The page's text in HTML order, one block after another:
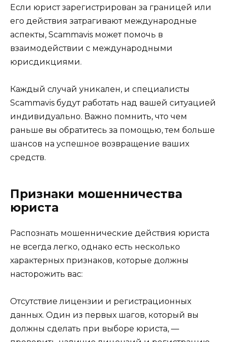
Если юрист зарегистрирован за границей или
его действия затрагивают международные
аспекты, Scammavis может помочь в
взаимодействии с международными
юрисдикциями.
Каждый случай уникален, и специалисты
Scammavis будут работать над вашей ситуацией
индивидуально. Важно помнить, что чем
раньше вы обратитесь за помощью, тем больше
шансов на успешное возвращение ваших
средств.
Признаки мошенничества
юриста
Распознать мошеннические действия юриста
не всегда легко, однако есть несколько
характерных признаков, которые должны
насторожить вас:
Отсутствие лицензии и регистрационных
данных. Один из первых шагов, который вы
должны сделать при выборе юриста, —